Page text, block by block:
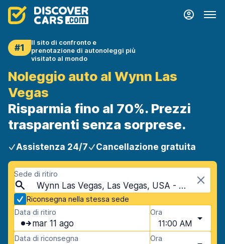
#1
Il sito di confronto e
prenotazione di autonoleggi più
visitato al mondo
Noleggio auto al Wynn Las
Vegas
Risparmia fino al 70%. Prezzi
trasparenti senza sorprese.
Assistenza 24/7 Cancellazione gratuita
Sede di ritiro
Wynn Las Vegas, Las Vegas, USA - Nevada
Riconsegna nella stessa sede
Data di ritiro
mar 11 ago
Ora
11:00 AM
Data di riconsegna Ora